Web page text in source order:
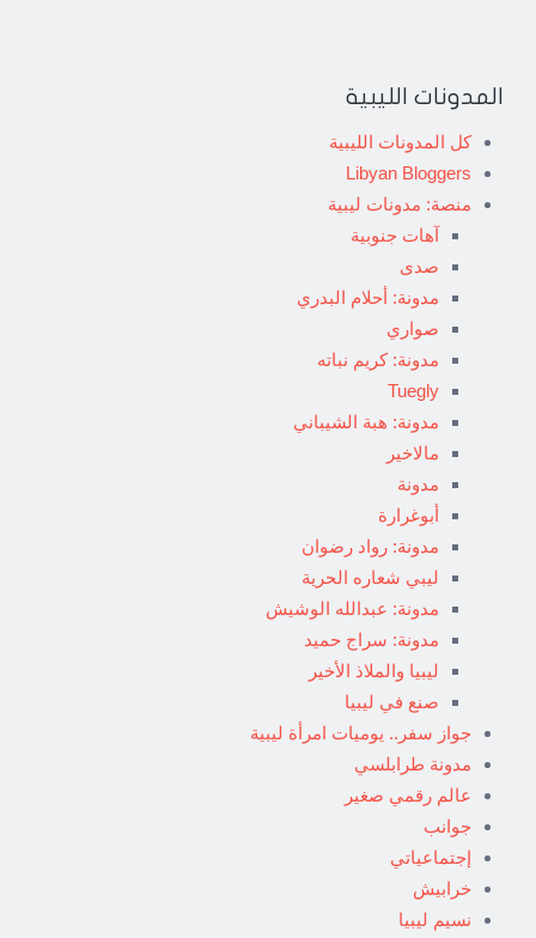
المدونات الليبية
كل المدونات الليبية
Libyan Bloggers
منصة: مدونات ليبية
آهات جنوبية
صدى
مدونة: أحلام البدري
صواري
مدونة: كريم نباته
Tuegly
مدونة: هبة الشيباني
مالاخير
مدونة
أبوغرارة
مدونة: رواد رضوان
ليبي شعاره الحرية
مدونة: عبدالله الوشيش
مدونة: سراج حميد
ليبيا والملاذ الأخير
صنع في ليبيا
جواز سفر.. يوميات امرأة ليبية
مدونة طرابلسي
عالم رقمي صغير
جوانب
إجتماعياتي
خرابيش
نسيم ليبيا